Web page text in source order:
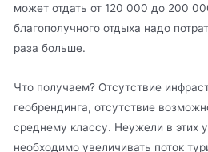
может отдать от 120 000 до 200
благополучного отдыха надо
раза больше.
Что получаем? Отсутствие
геобрендинга, отсутствие
среднему классу. Неужели в этих
необходимо увеличивать поток